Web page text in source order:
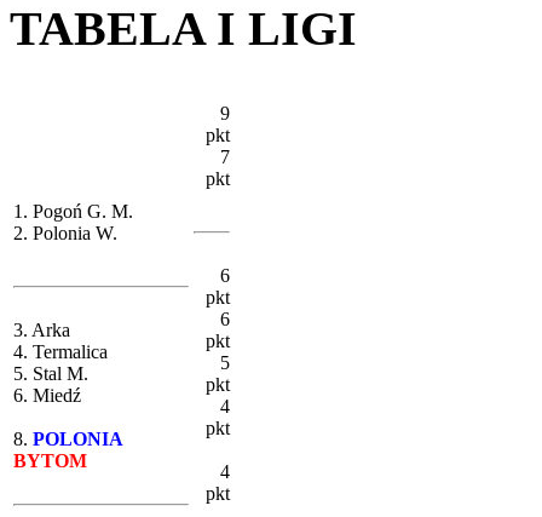
TABELA I LIGI
1. Pogoń G. M.
2. Polonia W.
3. Arka
4. Termalica
5. Stal M.
6. Miedź
8. POLONIA
BYTOM
9
pkt
7
pkt
6
pkt
6
pkt
5
pkt
4
pkt
4
pkt